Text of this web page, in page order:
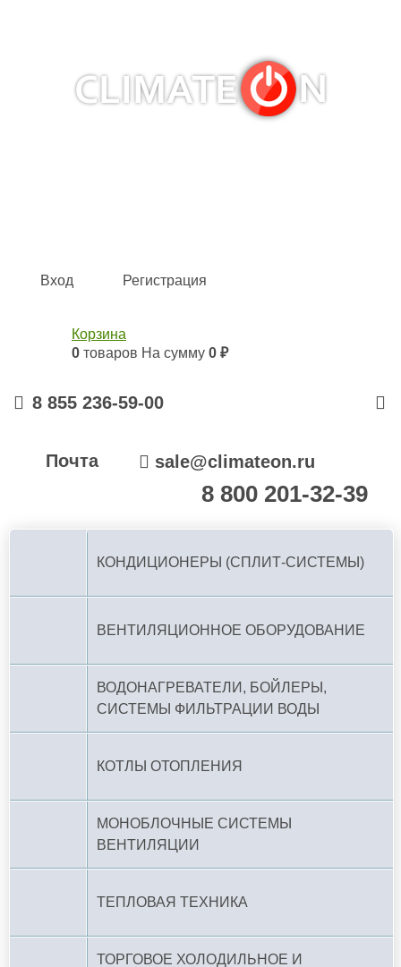
Вход Регистрация
Корзина
0 товаров На сумму 0 ₽
8 855 236-59-00
Почта sale@climateon.ru
8 800 201-32-39
КОНДИЦИОНЕРЫ (СПЛИТ-СИСТЕМЫ)
ВЕНТИЛЯЦИОННОЕ ОБОРУДОВАНИЕ
ВОДОНАГРЕВАТЕЛИ, БОЙЛЕРЫ,
СИСТЕМЫ ФИЛЬТРАЦИИ ВОДЫ
КОТЛЫ ОТОПЛЕНИЯ
МОНОБЛОЧНЫЕ СИСТЕМЫ
ВЕНТИЛЯЦИИ
ТЕПЛОВАЯ ТЕХНИКА
ТОРГОВОЕ ХОЛОДИЛЬНОЕ И